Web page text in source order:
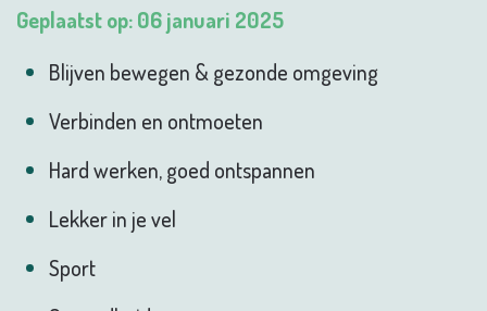
Geplaatst op: 06 januari 2025
Blijven bewegen & gezonde omgeving
Verbinden en ontmoeten
Hard werken, goed ontspannen
Lekker in je vel
Sport